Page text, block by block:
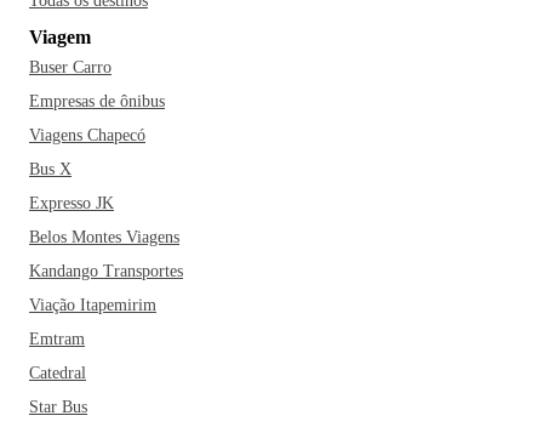
Viagem
Buser Carro
Empresas de ônibus
Viagens Chapecó
Bus X
Expresso JK
Belos Montes Viagens
Kandango Transportes
Viação Itapemirim
Emtram
Catedral
Star Bus